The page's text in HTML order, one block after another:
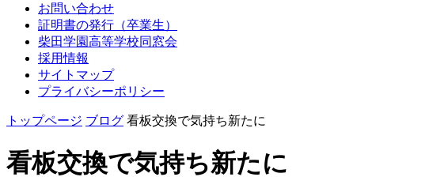
お問い合わせ
証明書の発行（卒業生）
柴田学園高等学校同窓会
採用情報
サイトマップ
プライバシーポリシー
トップページ ブログ 看板交換で気持ち新たに
看板交換で気持ち新たに